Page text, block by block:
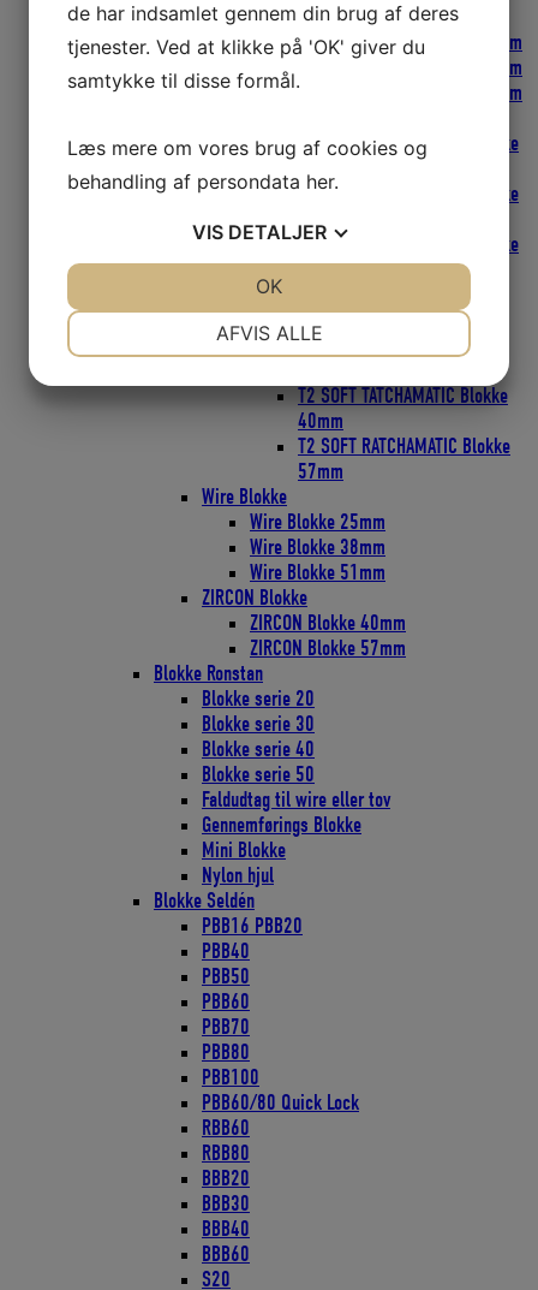
FLY Blokke SOFT-ATTACH
FLY Blokke SOFT-ATTACH 18mm
FLY Blokke SOFT-ATTACH 29mm
FLY Blokke SOFT-ATTACH 40mm
CARBO T2 SOFT-ATTACH Blokke
29mm
CARBO T2 SOFT-ATTACH Blokke
40mm
CARBO T2 SOFT-ATTACH Blokke
57mm
T2 LOOP Blokke
T2 LOOP Blokke 40mm
T2 LOOP Blokke 57mm
T2 SOFT TATCHAMATIC Blokke
40mm
T2 SOFT RATCHAMATIC Blokke
57mm
Wire Blokke
Wire Blokke 25mm
Wire Blokke 38mm
Wire Blokke 51mm
ZIRCON Blokke
ZIRCON Blokke 40mm
ZIRCON Blokke 57mm
Blokke Ronstan
Blokke serie 20
Blokke serie 30
Blokke serie 40
Blokke serie 50
Faldudtag til wire eller tov
Gennemførings Blokke
Mini Blokke
Nylon hjul
Blokke Seldén
PBB16 PBB20
PBB40
PBB50
PBB60
PBB70
PBB80
PBB100
PBB60/80 Quick Lock
RBB60
RBB80
BBB20
BBB30
BBB40
BBB60
S20
de har indsamlet gennem din brug af deres
tjenester. Ved at klikke på 'OK' giver du
samtykke til disse formål.
Læs mere om vores brug af cookies og
behandling af persondata her.
VIS DETALJER
STATISTIK
AFVIS ALLE
OK